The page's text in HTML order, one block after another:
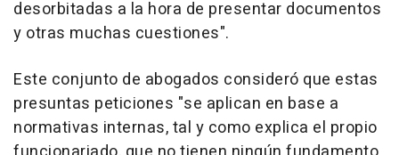
desorbitadas a la hora de presentar documentos
y otras muchas cuestiones".
Este conjunto de abogados consideró que estas
presuntas peticiones "se aplican en base a
normativas internas, tal y como explica el propio